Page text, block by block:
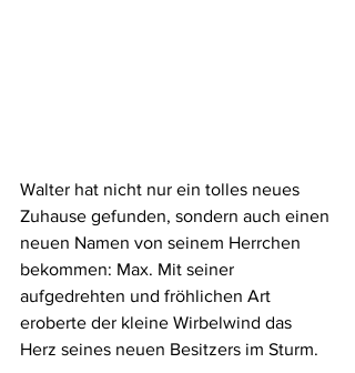
Walter hat nicht nur ein tolles neues
Zuhause gefunden, sondern auch einen
neuen Namen von seinem Herrchen
bekommen: Max. Mit seiner
aufgedrehten und fröhlichen Art
eroberte der kleine Wirbelwind das
Herz seines neuen Besitzers im Sturm.